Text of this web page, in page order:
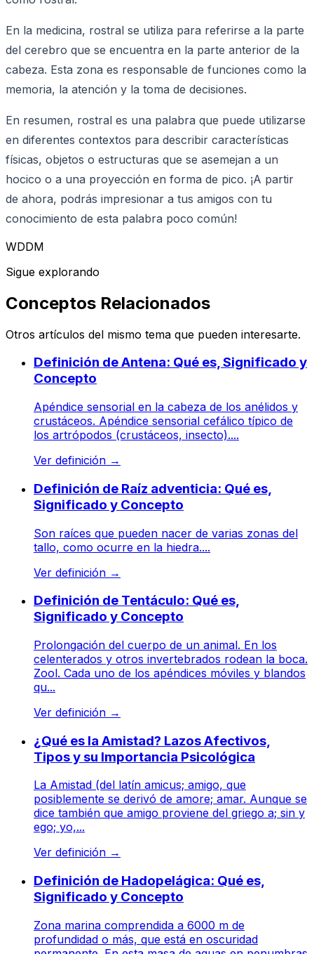
En la medicina, rostral se utiliza para referirse a la parte
del cerebro que se encuentra en la parte anterior de la
cabeza. Esta zona es responsable de funciones como la
memoria, la atención y la toma de decisiones.
En resumen, rostral es una palabra que puede utilizarse
en diferentes contextos para describir características
físicas, objetos o estructuras que se asemejan a un
hocico o a una proyección en forma de pico. ¡A partir
de ahora, podrás impresionar a tus amigos con tu
conocimiento de esta palabra poco común!
WDDM
Sigue explorando
Conceptos Relacionados
Otros artículos del mismo tema que pueden interesarte.
Definición de Antena: Qué es, Significado y
Concepto
Apéndice sensorial en la cabeza de los anélidos y
crustáceos. Apéndice sensorial cefálico típico de
los artrópodos (crustáceos, insecto)....
Ver definición →
Definición de Raíz adventicia: Qué es,
Significado y Concepto
Son raíces que pueden nacer de varias zonas del
tallo, como ocurre en la hiedra....
Ver definición →
Definición de Tentáculo: Qué es,
Significado y Concepto
Prolongación del cuerpo de un animal. En los
celenterados y otros invertebrados rodean la boca.
Zool. Cada uno de los apéndices móviles y blandos
qu...
Ver definición →
¿Qué es la Amistad? Lazos Afectivos,
Tipos y su Importancia Psicológica
La Amistad (del latín amicus; amigo, que
posiblemente se derivó de amore; amar. Aunque se
dice también que amigo proviene del griego a; sin y
ego; yo,...
Ver definición →
Definición de Hadopelágica: Qué es,
Significado y Concepto
Zona marina comprendida a 6000 m de
profundidad o más, que está en oscuridad